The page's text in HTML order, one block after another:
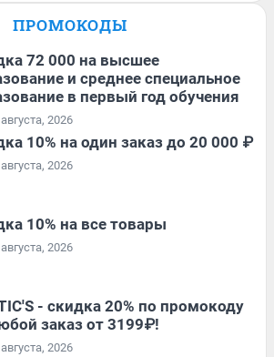
ПРОМОКОДЫ
72 000 на высшее
и среднее специальное
в первый год обучения
2026
10% на один заказ до 20 000 ₽
2026
10% на все товары
2026
- скидка 20% по промокоду
заказ от 3199₽!
2026